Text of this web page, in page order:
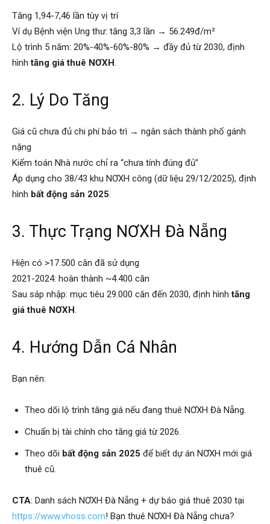
Tăng 1,94-7,46 lần tùy vị trí
Ví dụ Bệnh viện Ung thư: tăng 3,3 lần → 56.249đ/m²
Lộ trình 5 năm: 20%-40%-60%-80% → đầy đủ từ 2030, định
hìnhtăng giá thuê NƠXH.
2. Lý Do Tăng
Giá cũ chưa đủ chi phí bảo trì → ngân sách thành phố gánh
nặng
Kiểm toán Nhà nước chỉ ra “chưa tính đúng đủ”
Áp dụng cho 38/43 khu NƠXH công (dữ liệu 29/12/2025), định
hình bất động sản 2025.
3. Thực Trạng NƠXH Đà Nẵng
Hiện có >17.500 căn đã sử dụng
2021-2024: hoàn thành ~4.400 căn
Sau sáp nhập: mục tiêu 29.000 căn đến 2030, định hìnhtăng
giá thuê NƠXH.
4. Hướng Dẫn Cá Nhân
Bạn nên:
Theo dõi lộ trình tăng giá nếu đang thuê NƠXH Đà Nẵng.
Chuẩn bị tài chính cho tăng giá từ 2026.
Theo dõi bất động sản 2025 để biết dự án NƠXH mới giá
thuê cũ.
CTA: Danh sách NƠXH Đà Nẵng + dự báo giá thuê 2030 tại
https://www.vhoss.com! Bạn thuê NƠXH Đà Nẵng chưa?